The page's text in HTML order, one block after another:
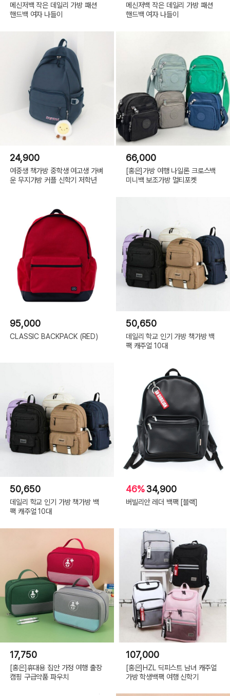
메신저백 작은 데일리 가방 패션
핸드백 여자 나들이
메신저백 작은 데일리 가방 패션
핸드백 여자 나들이
24,900
여중생 책가방 중학생 여고생 가벼
운 무지가방 커플 신학기 저학년
66,000
[홍은]가방 여행 나일론 크로스백
미니백 보조가방 멀티포켓
95,000
CLASSIC BACKPACK (RED)
50,650
데일리 학교 인기 가방 책가방 백
팩 캐주얼 10대
50,650
데일리 학교 인기 가방 책가방 백
팩 캐주얼 10대
46%34,900
버빌리안 레더 백팩 [블랙]
17,750
[홍은]휴대용 집안 가정 여행 출장
캠핑 구급약품 파우치
107,000
[홍은]HZL 딕피스트 남녀 캐주얼
가방 학생백팩 여행 신학기